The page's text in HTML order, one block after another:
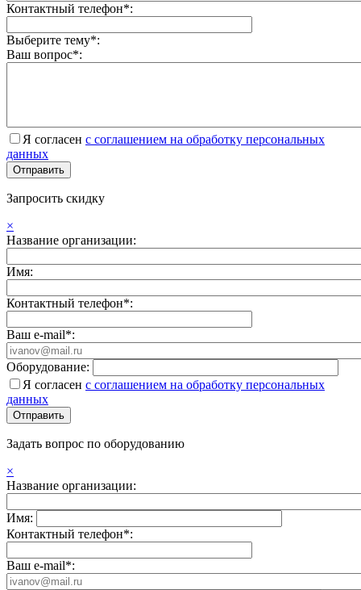
Контактный телефон*:
Выберите тему*:
Ваш вопрос*:
Я согласен с соглашением на обработку персональных
данных
Запросить скидку
×
Название организации:
Имя:
Контактный телефон*:
Ваш e-mail*:
Оборудование:
Я согласен с соглашением на обработку персональных
данных
Задать вопрос по оборудованию
×
Название организации:
Имя:
Контактный телефон*:
Ваш e-mail*: